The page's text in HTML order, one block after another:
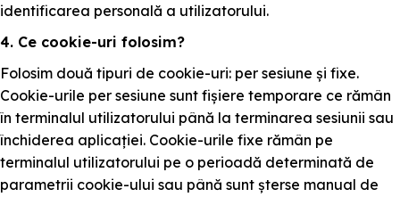
identificarea personală a utilizatorului.
4. Ce cookie-uri folosim?
Folosim două tipuri de cookie-uri: per sesiune și fixe.
Cookie-urile per sesiune sunt fișiere temporare ce rămân
în terminalul utilizatorului până la terminarea sesiunii sau
închiderea aplicației. Cookie-urile fixe rămân pe
terminalul utilizatorului pe o perioadă determinată de
parametrii cookie-ului sau până sunt șterse manual de